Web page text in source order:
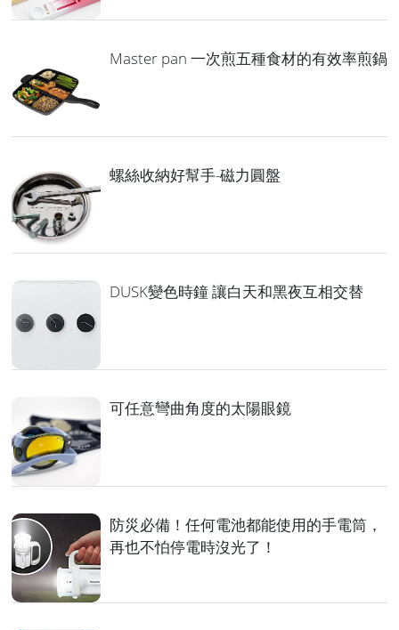
Master pan 一次煎五種食材的有效率煎鍋
螺絲收納好幫手-磁力圓盤
DUSK變色時鐘 讓白天和黑夜互相交替
可任意彎曲角度的太陽眼鏡
防災必備！任何電池都能使用的手電筒，
再也不怕停電時沒光了！